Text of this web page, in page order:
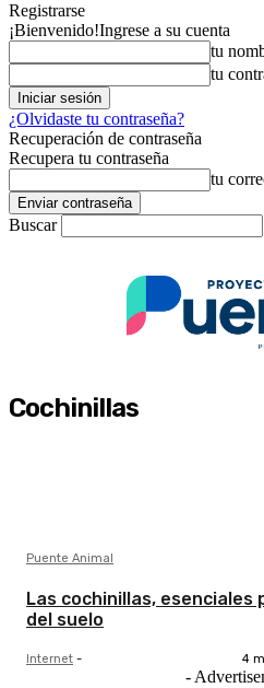
Registrarse
¡Bienvenido!Ingrese a su cuenta
tu
tu
¿Olvidaste tu contraseña?
Recuperación de contraseña
Recupera tu contraseña
tu
Buscar
Cochinillas
Puente Animal
Las cochinillas,
del suelo
Internet - 4
-